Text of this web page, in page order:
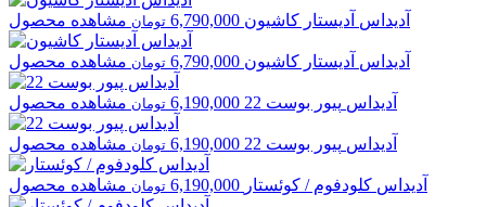
آدیداس آدیستار کاشیون 6,790,000 تومان مشاهده محصول
آدیداس آدیستار کاشیون 6,790,000 تومان مشاهده محصول
آدیداس پیور بوست 22 6,190,000 تومان مشاهده محصول
آدیداس پیور بوست 22 6,190,000 تومان مشاهده محصول
آدیداس کلودفوم / کوئستار 6,190,000 تومان مشاهده محصول